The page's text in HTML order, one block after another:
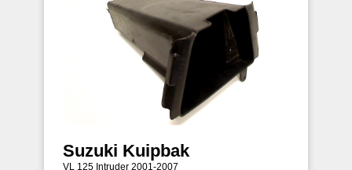
Suzuki Kuipbak
VL 125 Intruder 2001-2007